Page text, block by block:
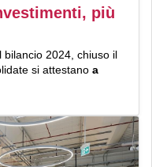
più
bilancio 2024, chiuso il
si attestano a